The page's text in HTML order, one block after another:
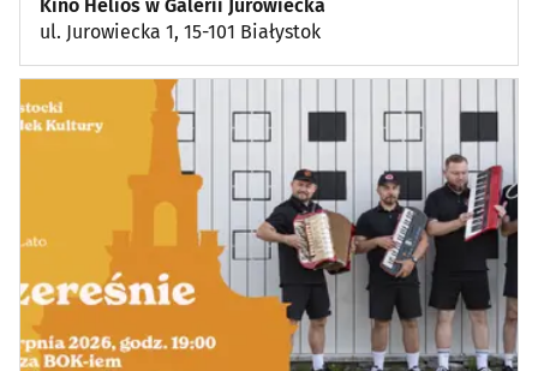
Plenerowe, festyny (13)
Dla dzieci
(8)
Wykłady, pokazy, imprezy okolicznościowe (13)
Poza Białymstokiem (1)
Kino Helios w Galerii Jurowiecka
ul. Jurowiecka 1, 15-101 Białystok